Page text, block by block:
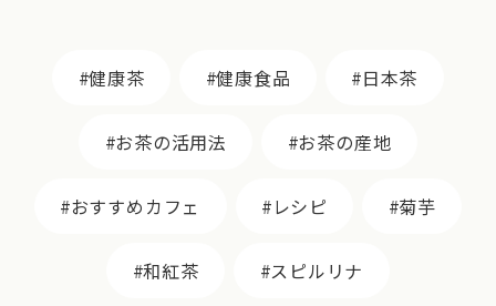
健康茶 健康食品 日本茶
お茶の活用法 お茶の産地
おすすめカフェ レシピ 菊芋
和紅茶 スピルリナ